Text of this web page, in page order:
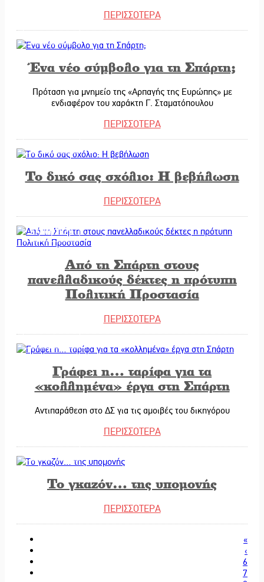
ΠΕΡΙΣΣΟΤΕΡΑ
31/10/2025
Ένα νέο σύμβολο για τη Σπάρτη;
Πρόταση για μνημείο της «Αρπαγής της Ευρώπης» με
ενδιαφέρον του χαράκτη Γ. Σταματόπουλου
ΠΕΡΙΣΣΟΤΕΡΑ
27/10/2025
Το δικό σας σχόλιο: Η βεβήλωση
ΠΕΡΙΣΣΟΤΕΡΑ
27/10/2025
Από τη Σπάρτη στους
πανελλαδικούς δέκτες η πρότυπη
Πολιτική Προστασία
ΠΕΡΙΣΣΟΤΕΡΑ
25/10/2025
Γράφει η… ταρίφα για τα
«κολλημένα» έργα στη Σπάρτη
Αντιπαράθεση στο ΔΣ για τις αμοιβές του δικηγόρου
ΠΕΡΙΣΣΟΤΕΡΑ
25/10/2025
Το γκαζόν… της υπομονής
ΠΕΡΙΣΣΟΤΕΡΑ
«
‹
6
7